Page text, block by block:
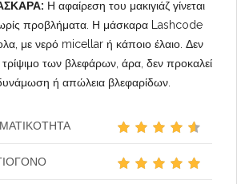
Η αφαίρεση του μακιγιάζ γίνεται
προβλήματα. Η μάσκαρα Lashcode
με νερό micellar ή κάποιο έλαιο. Δεν
τρίψιμο των βλεφάρων, άρα, δεν προκαλεί
ή απώλεια βλεφαρίδων.